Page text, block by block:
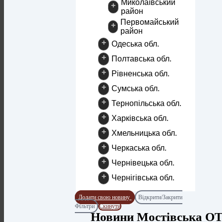
+
Миколаївський
район
+
Первомайський
район
+
Одеська обл.
+
Полтавська обл.
+
Рівненська обл.
+
Сумська обл.
+
Тернопільська обл.
+
Харківська обл.
+
Хмельницька обл.
+
Черкаська обл.
+
Чернівецька обл.
+
Чернігівська обл.
Додати свою новину
Відкрити/Закрити
Фільтри
Скинути
Новини Мостівська